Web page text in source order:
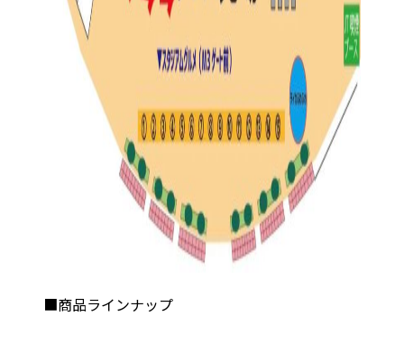
■商品ラインナップ